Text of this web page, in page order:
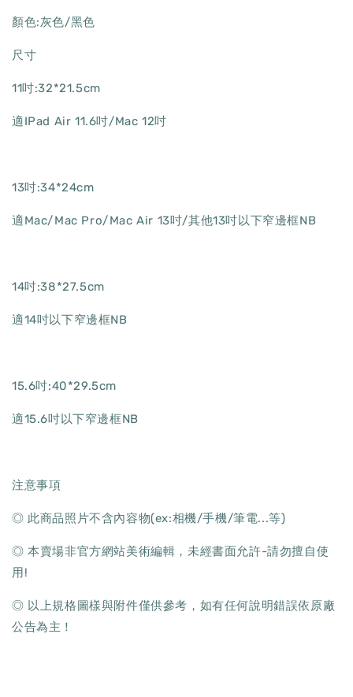
顏色:灰色/黑色
尺寸
11吋:32*21.5cm
適IPad Air 11.6吋/Mac 12吋
13吋:34*24cm
適Mac/Mac Pro/Mac Air 13吋/其他13吋以下窄邊框NB
14吋:38*27.5cm
適14吋以下窄邊框NB
15.6吋:40*29.5cm
適15.6吋以下窄邊框NB
注意事項
◎ 此商品照片不含內容物(ex:相機/手機/筆電...等)
◎ 本賣場非官方網站美術編輯，未經書面允許-請勿擅自使
用!
◎ 以上規格圖樣與附件僅供參考，如有任何說明錯誤依原廠
公告為主！